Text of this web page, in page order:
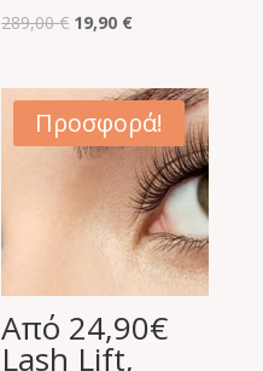
289,00€ Original
was:
289,00 €.
19,90 €
τιμή
είναι:
19,90 €.
Προσφορά!
Από 24,90€
Lash Lift,